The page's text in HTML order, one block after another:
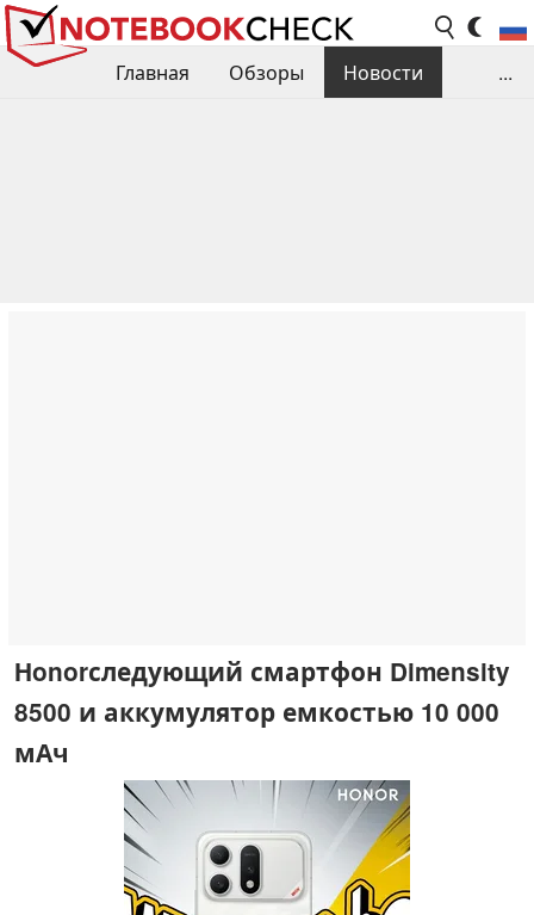
Главная Обзоры
Новости
...
Honorследующий смартфон Dimensity
8500 и аккумулятор емкостью 10 000
мАч